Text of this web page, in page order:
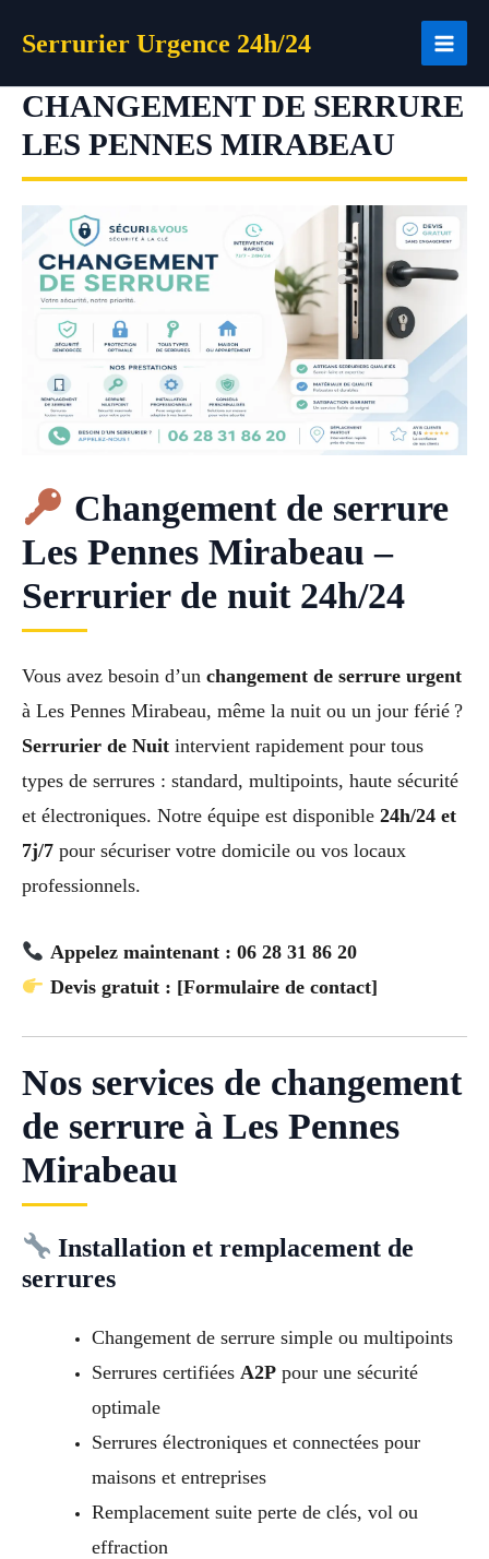
Serrurier Urgence 24h/24
CHANGEMENT DE SERRURE
LES PENNES MIRABEAU
Changement de serrure
Les Pennes Mirabeau –
Serrurier de nuit 24h/24
Vous avez besoin d’un changement de serrure urgent
à Les Pennes Mirabeau, même la nuit ou un jour férié ?
Serrurier de Nuit intervient rapidement pour tous
types de serrures : standard, multipoints, haute sécurité
et électroniques. Notre équipe est disponible 24h/24 et
7j/7 pour sécuriser votre domicile ou vos locaux
professionnels.
Appelez maintenant : 06 28 31 86 20
Devis gratuit : [Formulaire de contact]
Nos services de changement
de serrure à Les Pennes
Mirabeau
Installation et remplacement de
serrures
Changement de serrure simple ou multipoints
Serrures certifiées A2Ppour une sécurité
optimale
Serrures électroniques et connectées pour
maisons et entreprises
Remplacement suite perte de clés, vol ou
effraction